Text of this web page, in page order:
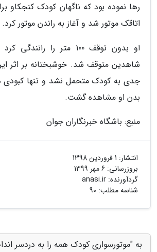
رها نموده بود که ناگهان کودک کنجکاو
اتاقک موتور شد و آغاز به راندن موتور کرد.
او بدون توقف 100 متر را
شاهدین متوقف شد. خوشبختانه بر اثر
جدی به کودک متحمل نشد و تنها
بدن او مشاهده گشت.
منبع: باشگاه خبرنگاران جوان
انتشار: 1 فروردین 1398
بروزرسانی: 6 مهر 1399
گردآورنده: anasi.ir
شناسه مطلب: 90
به "موتورسواری کودک همه را به دردسر